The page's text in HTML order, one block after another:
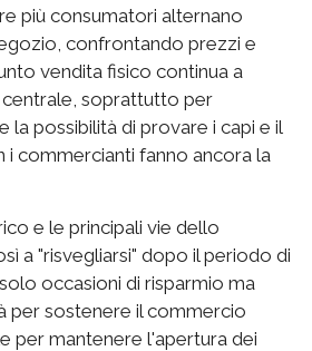
più consumatori alternano
confrontando prezzi e
vendita fisico continua a
soprattutto per
la possibilità di provare i capi e il
commercianti fanno ancora la
e le principali vie dello
a "risvegliarsi" dopo il periodo di
occasioni di risparmio ma
per sostenere il commercio
per mantenere l'apertura dei